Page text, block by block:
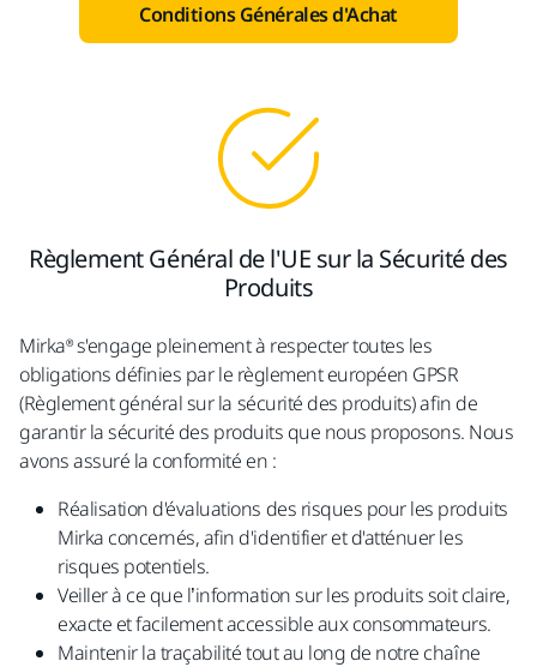
Conditions Générales d'Achat
Règlement Général de l'UE sur la Sécurité des
Produits
Mirka® s'engage pleinement à respecter toutes les
obligations définies par le règlement européen GPSR
(Règlement général sur la sécurité des produits) afin de
garantir la sécurité des produits que nous proposons. Nous
avons assuré la conformité en :​
Réalisation d'évaluations des risques pour les produits
Mirka concernés, afin d'identifier et d'atténuer les
risques potentiels.​
Veiller à ce que l’information sur les produits soit claire,
exacte et facilement accessible aux consommateurs.​
Maintenir la traçabilité tout au long de notre chaîne